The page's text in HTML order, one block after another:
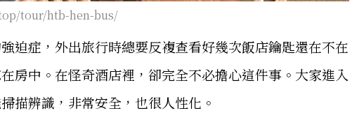
tour/htb-hen-bus/
迫症，外出旅行時總要反複查看好幾次飯店鑰匙還在不在
房中。在怪奇酒店裡，卻完全不必擔心這件事。大家進入
描辨識，非常安全，也很人性化。